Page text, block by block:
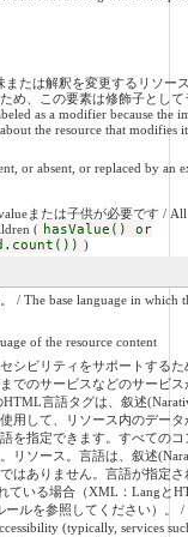
または解釈を変更するリソー
め、この要素は修飾子として
as a modifier because the
the resource that modifies
or absent, or replaced by an
または子供が必要です /
( hasValue() or
)
/ The base language in which
of the resource content
シビリティをサポートするた
でのサービスなどのサービス
言語タグは、叙述
用して、リソース内のデータ
を指定できます。すべてのコ
リソース。言語は、叙述
はありません。言語が指定さ
ている場合（XML：Langと
ルを参照してください）。 /
(typically, services